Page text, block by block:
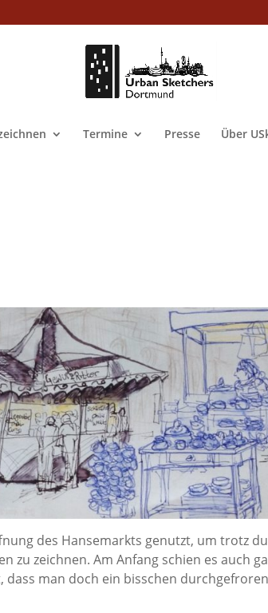
Termine Presse Über
des Hansemarkts genutzt, um trotz
zu zeichnen. Am Anfang schien es auch
man doch ein bisschen